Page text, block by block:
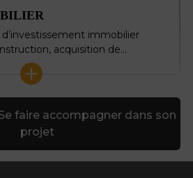
immobilier
acquisition de…
+
faire accompagner dans son
projet